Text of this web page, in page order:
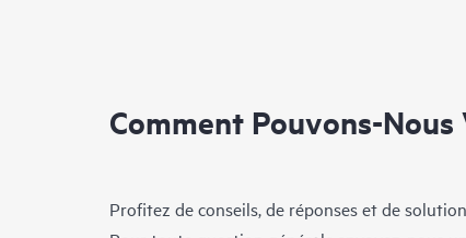
Comment Pouvons-Nous
Profitez de conseils, de réponses et de